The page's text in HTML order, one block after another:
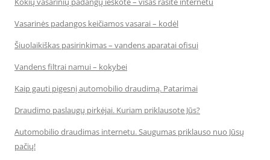
Vasarinės padangos keičiamos vasarai – kodėl
Šiuolaikiškas pasirinkimas – vandens aparatai ofisui
Vandens filtrai namui – kokybei
Kaip gauti pigesnį automobilio draudimą. Patarimai
Draudimo paslaugų pirkėjai. Kuriam priklausote Jūs?
Automobilio draudimas internetu. Saugumas priklauso nuo Jūsų
pačių!